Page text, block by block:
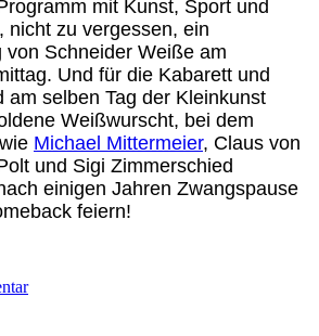
mit Kunst, Sport und
nicht zu vergessen, ein
von Schneider Weiße am
Und für die Kabarett und
am selben Tag der Kleinkunst
Weißwurscht, bei dem
Michael Mittermeier, Claus von
und Sigi Zimmerschied
einigen Jahren Zwangspause
feiern!